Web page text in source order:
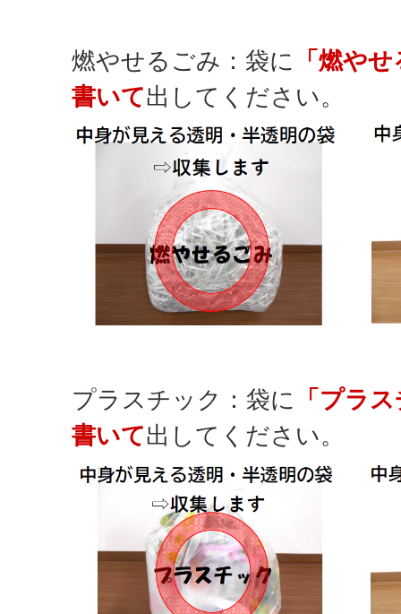
燃やせるごみ：袋に 「燃や
書いて出してください。
プラスチック：袋に
「プラ
書いて出してください。